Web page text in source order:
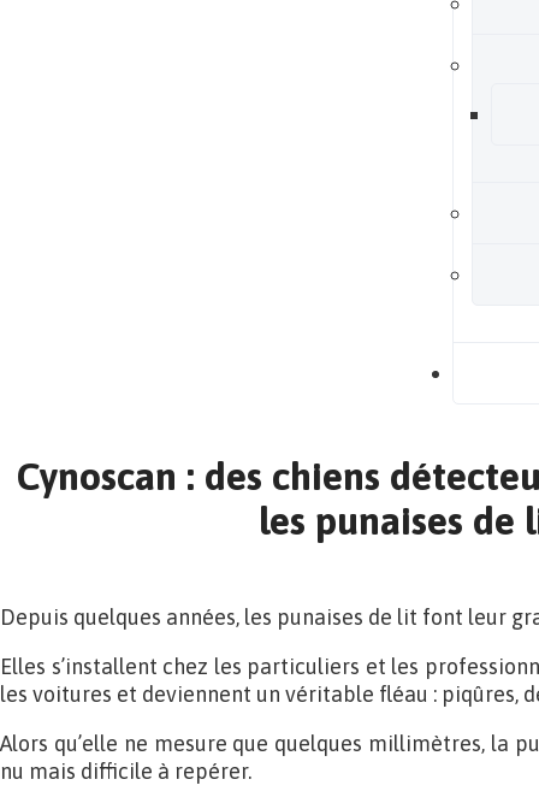
Cynoscan : des chiens
les punaises de
Depuis quelques années, les punaises de lit font leur
Elles s’installent chez les particuliers et les
les voitures et deviennent un véritable fléau : piqûres,
Alors qu’elle ne mesure que quelques millimètres, la
nu mais difficile à repérer.